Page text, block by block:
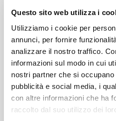
Questo sito web utilizza i
Utilizziamo i cookie per
annunci, per fornire
analizzare il nostro traffico.
informazioni sul modo in cui
nostri partner che si
pubblicità e social media, i
con altre informazioni che ha
raccolto dal suo utilizzo dei
Arthur Rubinstein, Israel
2. Adagio
Arthur Rubinstein, Israel
Mehta
3 3. Rondo: Allegro
Arthur Rubinstein, Israel
Mehta
CHI